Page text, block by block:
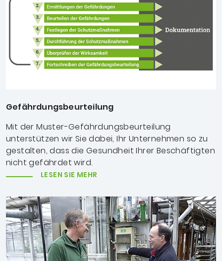
Gefährdungsbeurteilung
Mit der Muster-Gefährdungsbeurteilung
unterstützen wir Sie dabei, Ihr Unternehmen so zu
gestalten, dass die Gesundheit Ihrer Beschäftigten
nicht gefährdet wird.
LESEN SIE MEHR